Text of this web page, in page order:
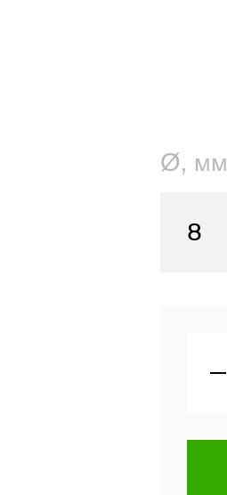
Ø, мм
8